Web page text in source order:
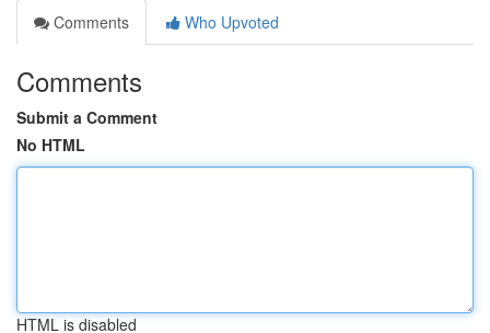
Comments
Who Upvoted
Comments
Submit a Comment
No HTML
HTML is disabled